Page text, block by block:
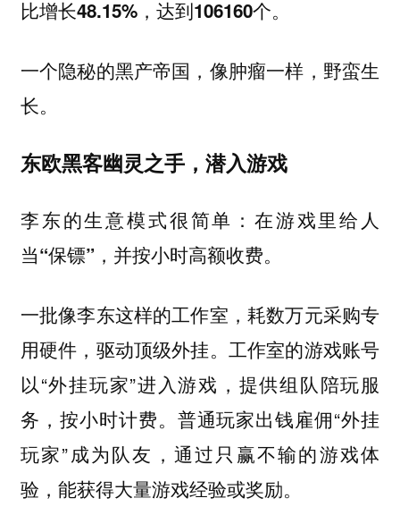
比增长48.15%，达到106160个。
一个隐秘的黑产帝国，像肿瘤一样，野蛮生
长。
东欧黑客幽灵之手，潜入游戏
李东的生意模式很简单：在游戏里给人
当“保镖”，并按小时高额收费。
一批像李东这样的工作室，耗数万元采购专
用硬件，驱动顶级外挂。工作室的游戏账号
以“外挂玩家”进入游戏，提供组队陪玩服
务，按小时计费。普通玩家出钱雇佣“外挂
玩家”成为队友，通过只赢不输的游戏体
验，能获得大量游戏经验或奖励。